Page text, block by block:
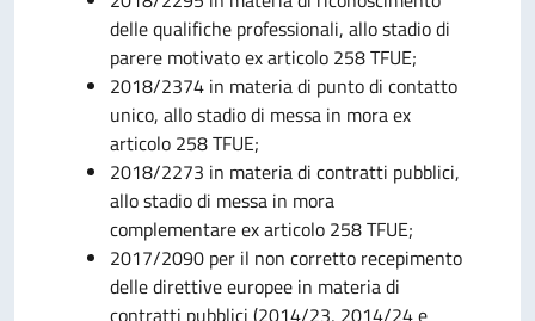
delle qualifiche professionali, allo stadio di
parere motivato ex articolo 258 TFUE;
2018/2374 in materia di punto di contatto
unico, allo stadio di messa in mora ex
articolo 258 TFUE;
2018/2273 in materia di contratti pubblici,
allo stadio di messa in mora
complementare ex articolo 258 TFUE;
2017/2090 per il non corretto recepimento
delle direttive europee in materia di
contratti pubblici (2014/23, 2014/24 e